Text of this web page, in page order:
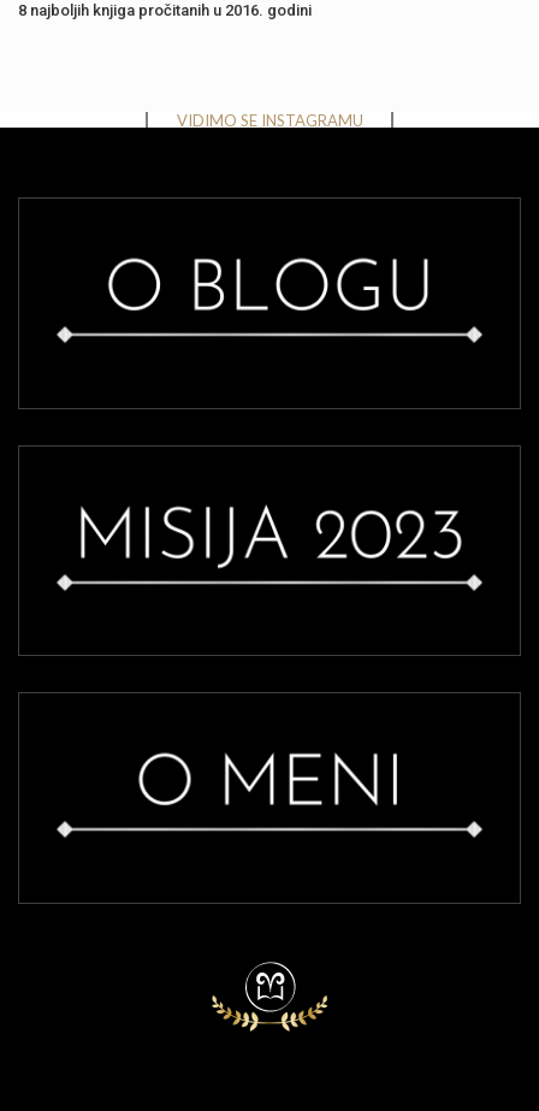
8 najboljih knjiga pročitanih u 2016. godini
VIDIMO SE INSTAGRAMU
Instagram has returned invalid data.